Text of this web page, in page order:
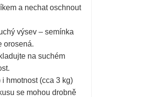
a nechat oschnout
výsev – semínka
orosená.
na suchém
hmotnost (cca 3 kg)
se mohou drobně